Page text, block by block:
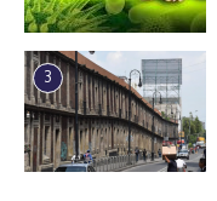
3